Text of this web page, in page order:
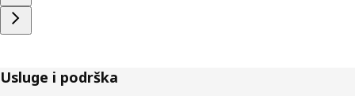
Usluge i podrška